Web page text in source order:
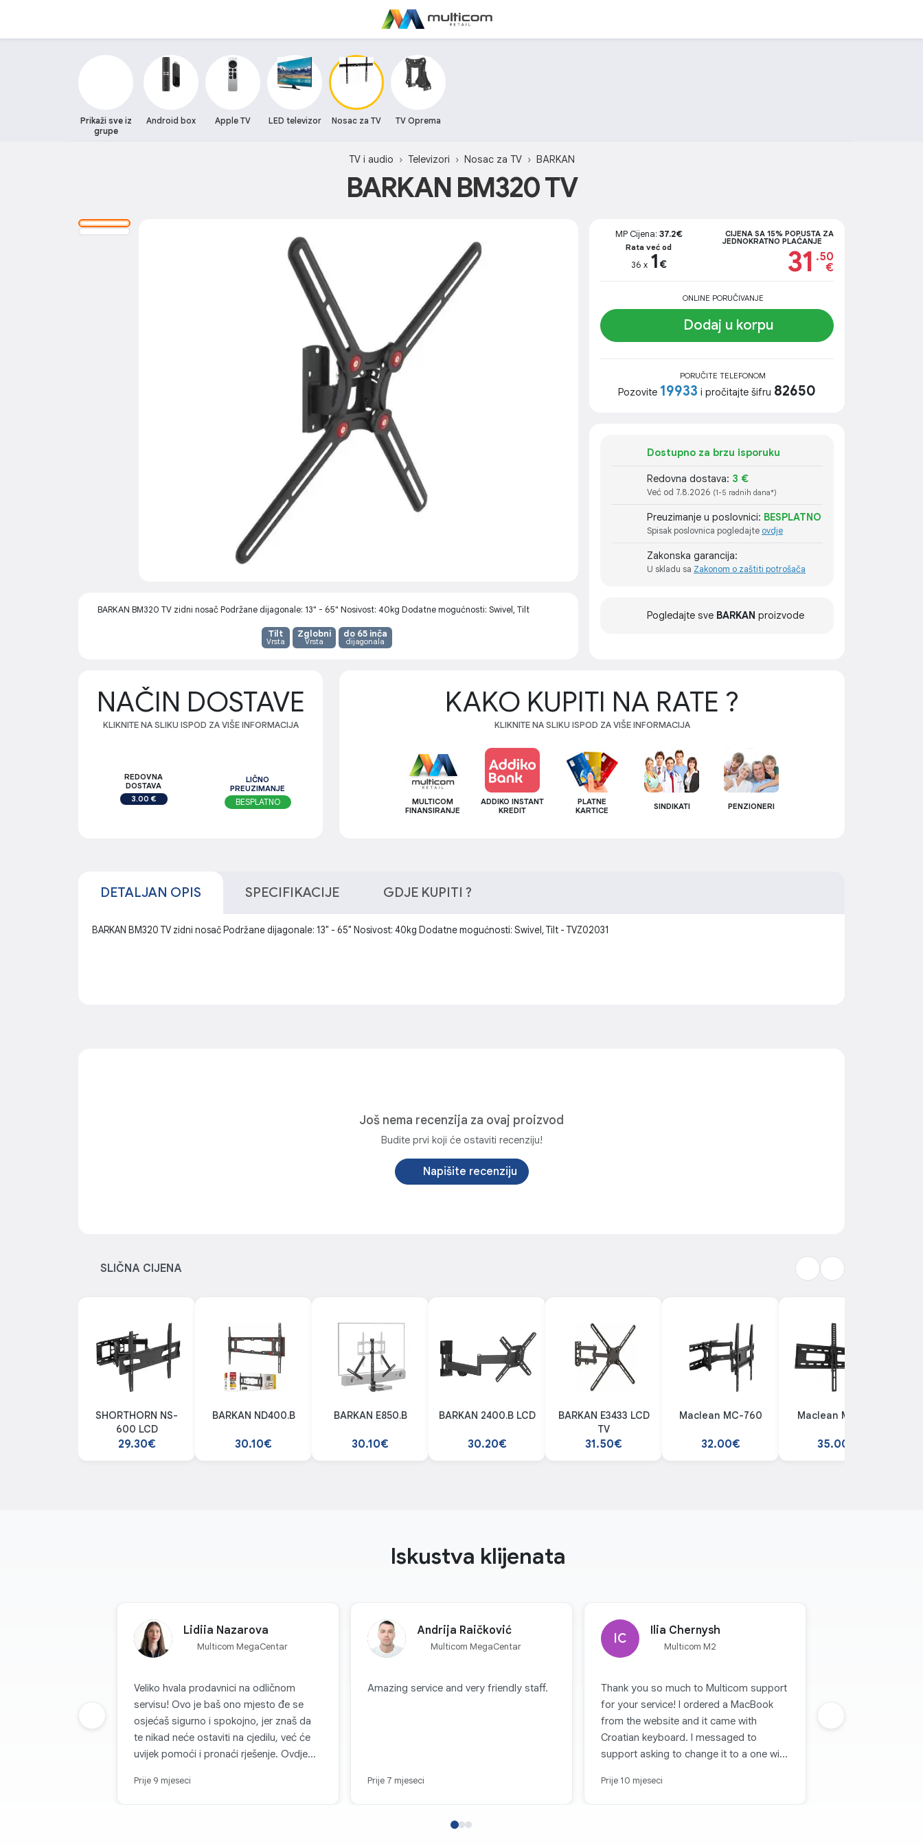
Prikaži sve iz
grupe
Android box Apple TV LED televizor Nosac za TV TV Oprema
TV i audio Televizori Nosac za TV BARKAN
BARKAN BM320 TV
BARKAN BM320 TV zidni nosač Podržane dijagonale: 13" - 65" Nosivost: 40kg Dodatne mogućnosti: Swivel, Tilt
Tilt
Vrsta
Zglobni
Vrsta
do 65 inča
dijagonala
MP Cijena: 37.2€
Rata već od
36 x 1 €
CIJENA SA 15% POPUSTA ZA
JEDNOKRATNO PLAĆANJE
31 .50
€
ONLINE PORUČIVANJE
Dodaj u korpu
PORUČITE TELEFONOM
Pozovite 19933 i pročitajte šifru 82650
Dostupno za brzu isporuku
Redovna dostava: 3 €
Već od 7.8.2026 (1-5 radnih dana*)
Preuzimanje u poslovnici: BESPLATNO
Spisak poslovnica pogledajte ovdje
Zakonska garancija:
U skladu sa Zakonom o zaštiti potrošača
Pogledajte sve BARKAN proizvode
NAČIN DOSTAVE
KLIKNITE NA SLIKU ISPOD ZA VIŠE INFORMACIJA
REDOVNA
DOSTAVA
3.00 €
LIČNO
PREUZIMANJE
BESPLATNO
KAKO KUPITI NA RATE ?
KLIKNITE NA SLIKU ISPOD ZA VIŠE INFORMACIJA
MULTICOM
FINANSIRANJE
ADDIKO INSTANT
KREDIT
PLATNE
KARTICE
SINDIKATI PENZIONERI
DETALJAN OPIS SPECIFIKACIJE GDJE KUPITI ?
BARKAN BM320 TV zidni nosač Podržane dijagonale: 13" - 65" Nosivost: 40kg Dodatne mogućnosti: Swivel, Tilt - TVZ02031
Još nema recenzija za ovaj proizvod
Budite prvi koji će ostaviti recenziju!
Napišite recenziju
SLIČNA CIJENA
SHORTHORN NS-
600 LCD
29.30€
BARKAN ND400.B
30.10€
BARKAN E850.B
30.10€
BARKAN 2400.B LCD
30.20€
BARKAN E3433 LCD
TV
31.50€
Maclean MC-760
32.00€
Maclean MC-421
35.00€
Iskustva klijenata
Lidiia Nazarova
Multicom MegaCentar
Veliko hvala prodavnici na odličnom
servisu! Ovo je baš ono mjesto đe se
osjećaš sigurno i spokojno, jer znaš da
te nikad neće ostaviti na cjedilu, već će
uvijek pomoći i pronaći rješenje. Ovdje
zbog kojih se poželiš vraćati opet i opet.
Prije 9 mjeseci
Andrija Raičković
Multicom MegaCentar
Amazing service and very friendly staff.
Prije 7 mjeseci
IC
Ilia Chernysh
Multicom M2
Thank you so much to Multicom support
for your service! I ordered a MacBook
from the website and it came with
Croatian keyboard. I messaged to
support asking to change it to a one with
the fact that the box has been opened
Prije 10 mjeseci
Prethodna grupa